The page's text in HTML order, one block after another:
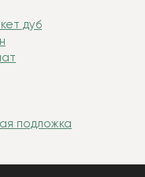
дуб
подложка